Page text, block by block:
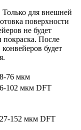
для внешней
поверхности
не будет
покраска. После
будет
76 мкм
102 мкм DFT
152 мкм DFT